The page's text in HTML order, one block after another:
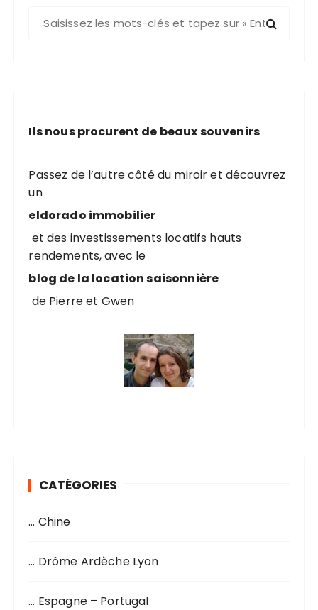
h
p
o
u
:
Ils nous procurent de beaux souvenirs
Passez de l’autre côté du miroir et découvrez
un
eldorado immobilier
et des investissements locatifs hauts
rendements, avec le
blog de la location saisonnière
de Pierre et Gwen
CATÉGORIES
… Chine
… Drôme Ardèche Lyon
… Espagne – Portugal